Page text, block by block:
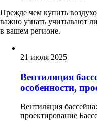
Прежде чем купить
важно узнать учитывают
в вашем регионе.
21 июля 2025
Вентиляция
особенности,
Вентиляция
проектирование